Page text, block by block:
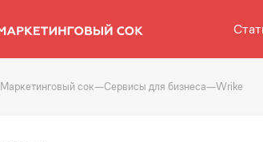
Маркетинговый сок—Сервисы для бизнеса—Wrike